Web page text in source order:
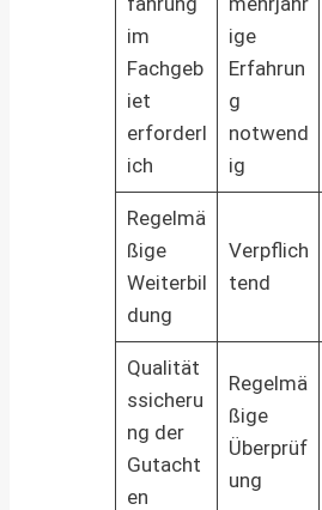
im
Fachgeb
iet
erforderl
ich
ige
Erfahrun
g
notwend
ig
Regelmä
ßige
Weiterbil
dung
Verpflich
tend
Qualität
ssicheru
ng der
Gutacht
en
Regelmä
ßige
Überprüf
ung